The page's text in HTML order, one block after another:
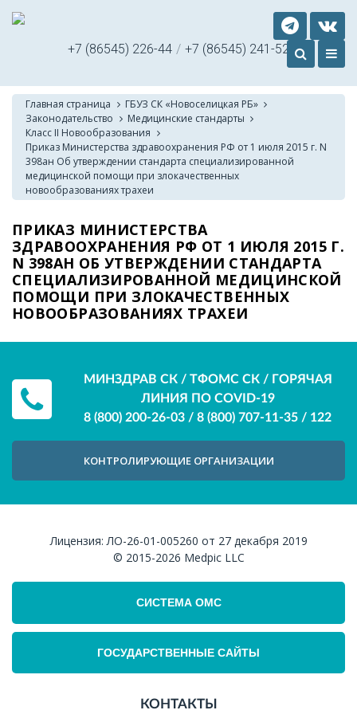
+7 (86545) 226-44 / +7 (86545) 241-52
Главная страница
ГБУЗ СК «Новоселицкая РБ»
Законодательство
Медицинские стандарты
Класс II Новообразования
Приказ Министерства здравоохранения РФ от 1 июля 2015 г. N
398ан Об утверждении стандарта специализированной
медицинской помощи при злокачественных
новообразованиях трахеи
ПРИКАЗ МИНИСТЕРСТВА
ЗДРАВООХРАНЕНИЯ РФ ОТ 1 ИЮЛЯ 2015 Г.
N 398АН ОБ УТВЕРЖДЕНИИ СТАНДАРТА
СПЕЦИАЛИЗИРОВАННОЙ МЕДИЦИНСКОЙ
ПОМОЩИ ПРИ ЗЛОКАЧЕСТВЕННЫХ
НОВООБРАЗОВАНИЯХ ТРАХЕИ
МИНЗДРАВ СК / ТФОМС СК / ГОРЯЧАЯ
ЛИНИЯ ПО COVID-19
8 (800) 200-26-03 / 8 (800) 707-11-35 / 122
КОНТРОЛИРУЮЩИЕ ОРГАНИЗАЦИИ
Лицензия:ЛО-26-01-005260 от 27 декабря 2019
© 2015-2026 Medpic LLC
СИСТЕМА ОМС
ГОСУДАРСТВЕННЫЕ САЙТЫ
КОНТАКТЫ